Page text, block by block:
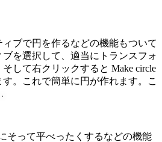
ブで円を作るなどの機能もついて
を選択して、適当にトランスフォ
して右クリックすると Make circle
。これで簡単に円が作れます。こ
そって平べったくするなどの機能